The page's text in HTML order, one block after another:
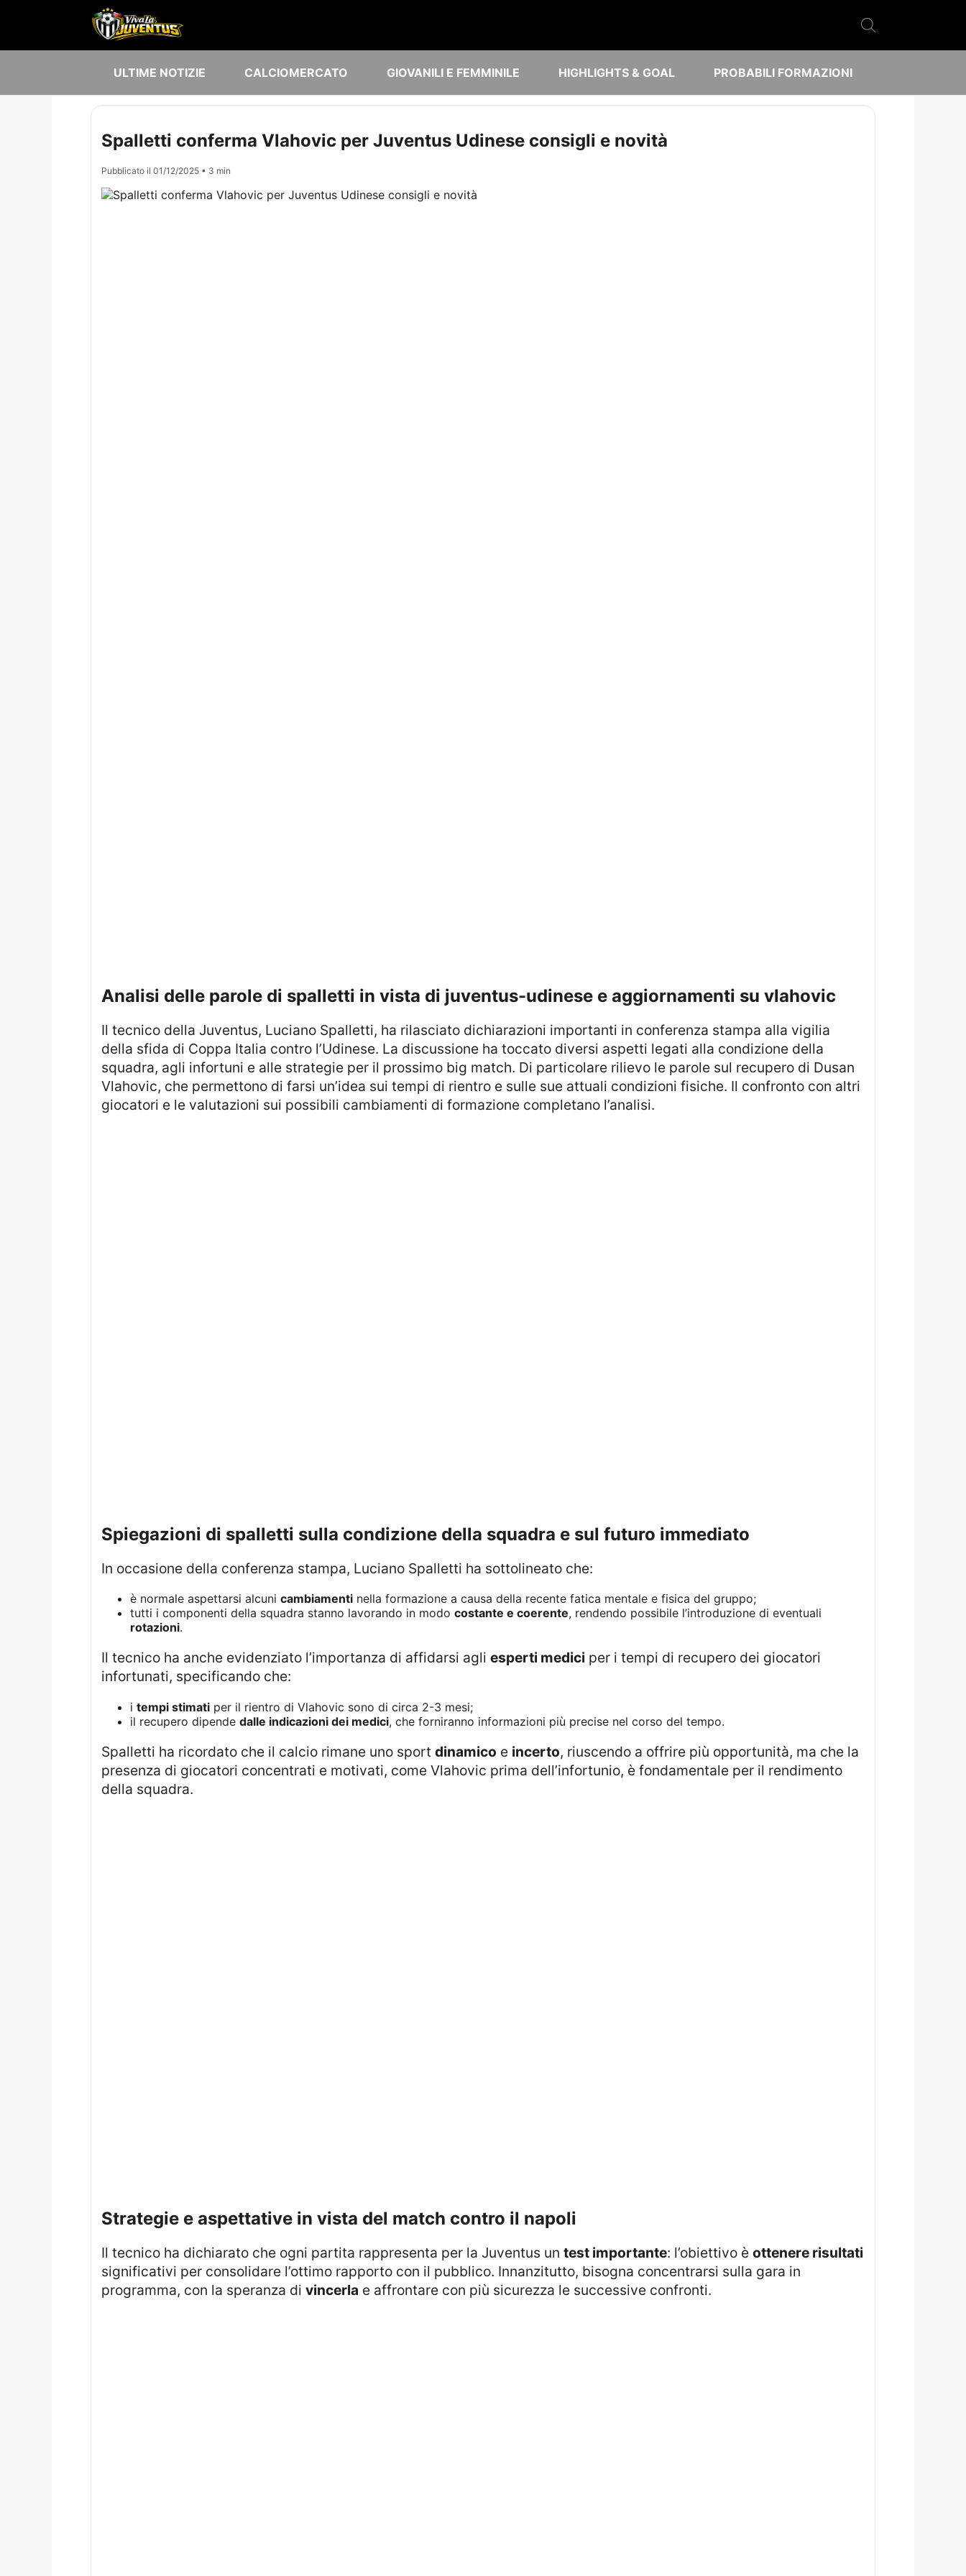
ULTIME NOTIZIE CALCIOMERCATO GIOVANILI E FEMMINILE HIGHLIGHTS & GOAL PROBABILI FORMAZIONI
Spalletti conferma Vlahovic per Juventus Udinese consigli e novità
Pubblicato il 01/12/2025• 3 min
analisi delle parole di spalletti in vista di juventus-udinese e aggiornamenti su vlahovic
Il tecnico della Juventus, Luciano Spalletti, ha rilasciato dichiarazioni importanti in conferenza stampa alla vigilia
della sfida di Coppa Italia contro l’Udinese. La discussione ha toccato diversi aspetti legati alla condizione della
squadra, agli infortuni e alle strategie per il prossimo big match. Di particolare rilievo le parole sul recupero di Dusan
Vlahovic, che permettono di farsi un’idea sui tempi di rientro e sulle sue attuali condizioni fisiche. Il confronto con altri
giocatori e le valutazioni sui possibili cambiamenti di formazione completano l’analisi.
spiegazioni di spalletti sulla condizione della squadra e sul futuro immediato
In occasione della conferenza stampa, Luciano Spalletti ha sottolineato che:
è normale aspettarsi alcuni cambiamentinella formazione a causa della recente fatica mentale e fisica del gruppo;
tutti i componenti della squadra stanno lavorando in modo costante e coerente, rendendo possibile l’introduzione di eventuali
rotazioni.
Il tecnico ha anche evidenziato l’importanza di affidarsi agli esperti medici per i tempi di recupero dei giocatori
infortunati, specificando che:
i tempi stimatiper il rientro di Vlahovic sono di circa 2-3 mesi;
il recupero dipende dalle indicazioni dei medici, che forniranno informazioni più precise nel corso del tempo.
Spalletti ha ricordato che il calcio rimane uno sport dinamico e incerto, riuscendo a offrire più opportunità, ma che la
presenza di giocatori concentrati e motivati, come Vlahovic prima dell’infortunio, è fondamentale per il rendimento
della squadra.
strategie e aspettative in vista del match contro il napoli
Il tecnico ha dichiarato che ogni partita rappresenta per la Juventus un test importante: l’obiettivo è ottenere risultati
significativi per consolidare l’ottimo rapporto con il pubblico. Innanzitutto, bisogna concentrarsi sulla gara in
programma, con la speranza di vincerla e affrontare con più sicurezza le successive confronti.